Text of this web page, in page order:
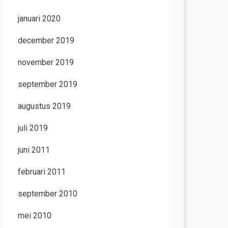
januari 2020
december 2019
november 2019
september 2019
augustus 2019
juli 2019
juni 2011
februari 2011
september 2010
mei 2010